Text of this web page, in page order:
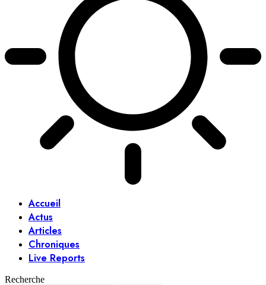
Accueil
Actus
Articles
Chroniques
Live Reports
Recherche